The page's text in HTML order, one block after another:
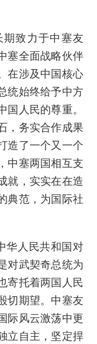
致力于中塞友
塞全面战略伙伴
在涉及中国核心
统始终给予中方
人民的尊重。
，务实合作成果
造了一个又一个
中塞两国相互支
就，实实在在造
典范，为国际社
华人民共和国对
对武契奇总统为
寄托着两国人民
切期望。中塞友
际风云激荡中更
立自主，坚定捍